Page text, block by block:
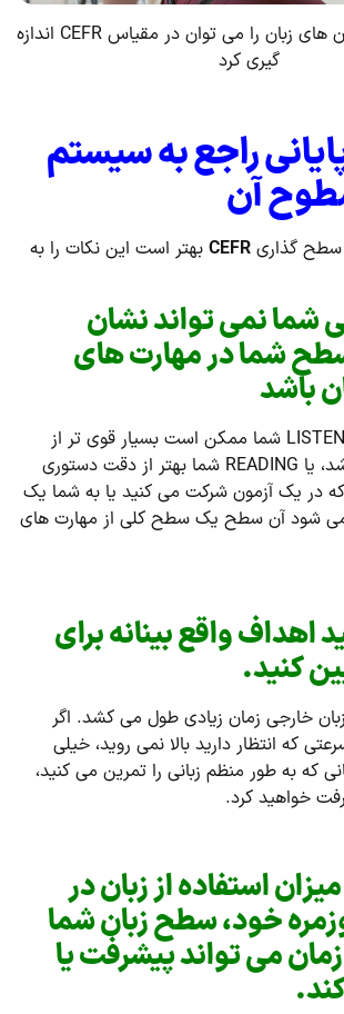
نتایج همه ی امتحان های زبان را می توان در مقیاس CEFR اندازه
گیری کرد
راجع به سیستم
آن
سطح گذاری CEFR بهتر است این نکات را به
شما نمی تواند نشان
شما در مهارت های
باشد
به عنوان مثال، LISTENING شما ممکن است بسیار قوی تر از
SPEAKING شما باشد، یا READING شما بهتر از دقت دستوری
در یک آزمون شرکت می کنید یا به شما یک
می شود آن سطح یک سطح کلی از مهارت های
اهداف واقع بینانه برای
کنید.
خارجی زمان زیادی طول می کشد. اگر
که انتظار دارید بالا نمی روید، خیلی
که به طور منظم زبانی را تمرین می کنید،
خواهید کرد.
استفاده از زبان در
خود، سطح زبان شما
می تواند پیشرفت یا